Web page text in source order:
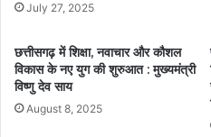
July 27, 2025
छत्तीसगढ़ में शिक्षा, नवाचार और कौशल
विकास के नए युग की शुरुआत : मुख्यमंत्री
विष्णु देव साय
August 8, 2025